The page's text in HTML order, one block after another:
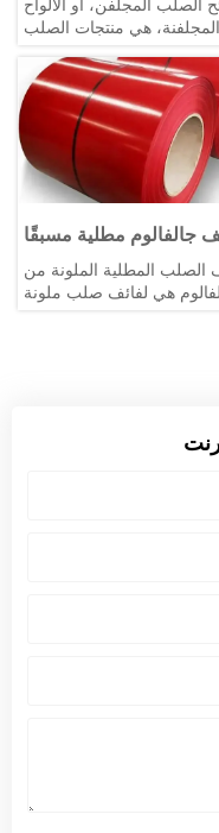
الصلب المجلفن، أو الألواح
المجلفنة، هي منتجات الصلب
التآكل. تنطوي عملية الجلفنة
على غمس الصلب في الزنك
أو تطبيق طلاء الزنك من
خلال الطلاء الكهربائي. تشمل
والفوائد الرئيسية ما يلي
جالفالوم مطلية مسبقًا
الصلب المطلية الملونة من
هي لفائف صلب ملونة